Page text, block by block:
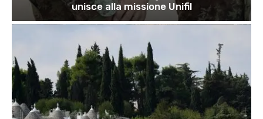
unisce alla missione Unifil